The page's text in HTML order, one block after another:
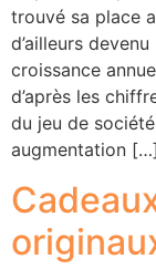
trouvé sa place
d’ailleurs
croissance
d’après les
du jeu de
augmentation […]